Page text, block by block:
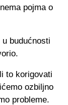
pojma o
budućnosti
to korigovati
ozbiljno
probleme.